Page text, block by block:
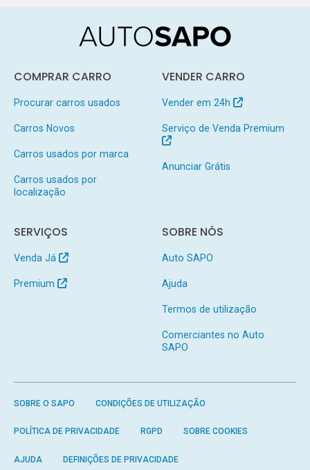
COMPRAR CARRO
Procurar carros usados
Carros Novos
Carros usados por marca
Carros usados por
localização
VENDER CARRO
Vender em 24h
Serviço de Venda Premium
Anunciar Grátis
SERVIÇOS
Venda Já
Premium
SOBRE NÓS
Auto SAPO
Ajuda
Termos de utilização
Comerciantes no Auto
SAPO
SOBRE O SAPO CONDIÇÕES DE UTILIZAÇÃO
POLÍTICA DE PRIVACIDADE RGPD SOBRE COOKIES
AJUDA DEFINIÇÕES DE PRIVACIDADE